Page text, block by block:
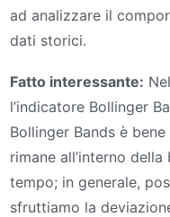
ad analizzare il
dati storici.
Fatto interessante:
l’indicatore Bollinger
Bollinger Bands è
rimane all’interno
tempo; in generale,
sfruttiamo la